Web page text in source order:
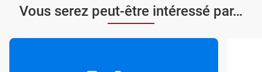
Vous serez peut-être intéressé par…